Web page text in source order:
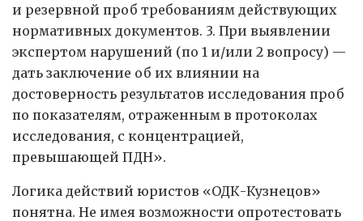
и резервной проб требованиям действующих
нормативных документов. 3. При выявлении
экспертом нарушений (по 1 и/или 2 вопросу) —
дать заключение об их влиянии на
достоверность результатов исследования проб
по показателям, отраженным в протоколах
исследования, с концентрацией,
превышающей ПДН».
Логика действий юристов «ОДК-Кузнецов»
понятна. Не имея возможности опротестовать